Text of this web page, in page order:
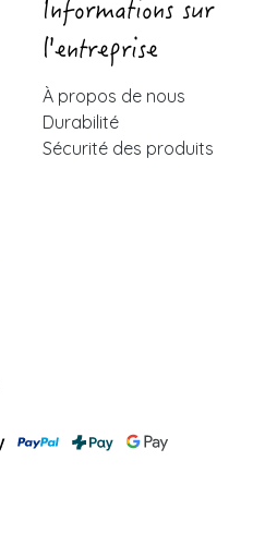
Informations sur
l'entreprise
À propos de nous
Durabilité
Sécurité des produits